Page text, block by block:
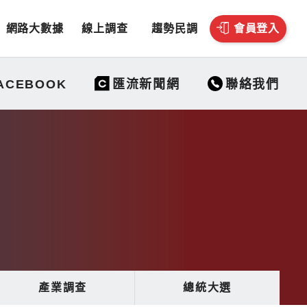
網路大數據 線上調查 趨勢民調 會員登入
匯流新聞網 聯絡我們
產業調查 總統大選